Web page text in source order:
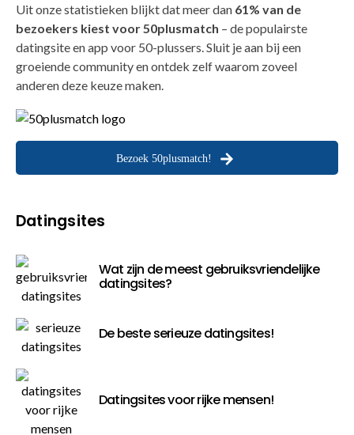
Uit onze statistieken blijkt dat meer dan 61% van de
bezoekers kiest voor 50plusmatch – de populairste
datingsite en app voor 50-plussers. Sluit je aan bij een
groeiende community en ontdek zelf waarom zoveel
anderen deze keuze maken.
Bezoek 50plusmatch!
Datingsites
Wat zijn de meest gebruiksvriendelijke
datingsites?
De beste serieuze datingsites!
Datingsites voor rijke mensen!